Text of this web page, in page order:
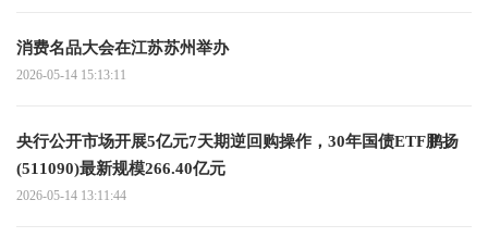
消费名品大会在江苏苏州举办
2026-05-14 15:13:11
央行公开市场开展5亿元7天期逆回购操作，30年国债ETF鹏扬
(511090)最新规模266.40亿元
2026-05-14 13:11:44